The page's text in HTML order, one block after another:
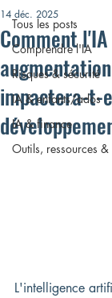
Tous les posts
Comprendre l'IA
Risques & sécurité
IA & enfants/ados
IA & finance
Outils, ressources &
Comment
impactera-t-
14 déc. 2025
L'intelligence